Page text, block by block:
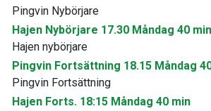
Pingvin Nybörjare
Hajen Nybörjare 17.30 Måndag 40 min
Hajen nybörjare
Pingvin Fortsättning 18.15 Måndag
Pingvin Fortsättning
Hajen Forts. 18:15 Måndag 40 min